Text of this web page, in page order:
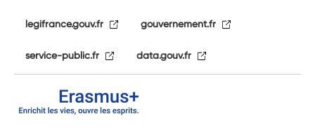
legifrance.gouv.fr gouvernement.fr
service-public.fr data.gouv.fr